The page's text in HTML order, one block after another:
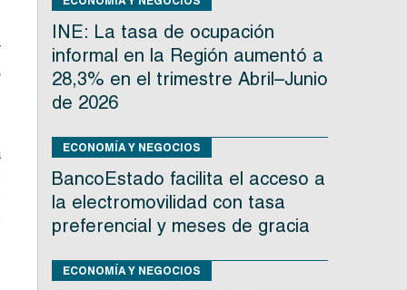
INE: La tasa de ocupación
informal en la Región aumentó a
28,3% en el trimestre Abril–Junio
de 2026
ECONOMÍA Y NEGOCIOS
BancoEstado facilita el acceso a
la electromovilidad con tasa
preferencial y meses de gracia
ECONOMÍA Y NEGOCIOS